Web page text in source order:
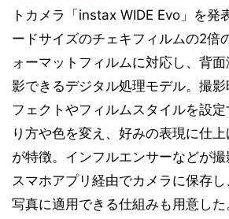
トカメラ「instax WIDE Evo」を発
ードサイズのチェキフィルムの2倍
ォーマットフィルムに対応し、背
影できるデジタル処理モデル。撮
フェクトやフィルムスタイルを設
り方や色を変え、好みの表現に仕
が特徴。インフルエンサーなどが
スマホアプリ経由でカメラに保存
写真に適用できる仕組みも用意し